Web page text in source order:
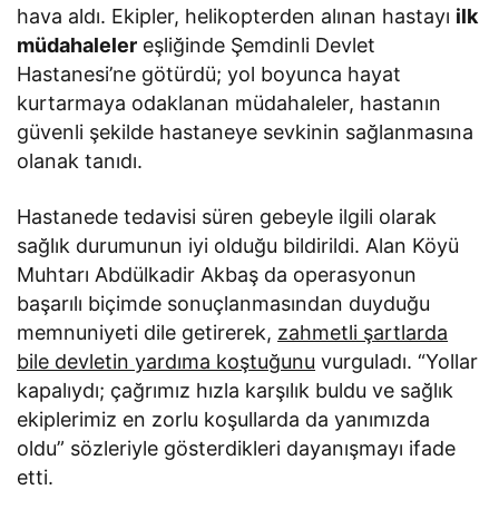
hava aldı. Ekipler, helikopterden alınan hastayı ilk
müdahaleler eşliğinde Şemdinli Devlet
Hastanesi’ne götürdü; yol boyunca hayat
kurtarmaya odaklanan müdahaleler, hastanın
güvenli şekilde hastaneye sevkinin sağlanmasına
olanak tanıdı.
Hastanede tedavisi süren gebeyle ilgili olarak
sağlık durumunun iyi olduğu bildirildi. Alan Köyü
Muhtarı Abdülkadir Akbaş da operasyonun
başarılı biçimde sonuçlanmasından duyduğu
memnuniyeti dile getirerek, zahmetli şartlarda
bile devletin yardıma koştuğunu vurguladı. “Yollar
kapalıydı; çağrımız hızla karşılık buldu ve sağlık
ekiplerimiz en zorlu koşullarda da yanımızda
oldu” sözleriyle gösterdikleri dayanışmayı ifade
etti.